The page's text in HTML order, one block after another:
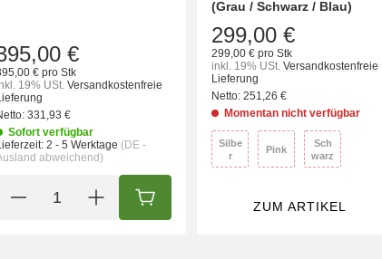
€
€ pro Stk
19% USt. Versandkostenfreie
331,93 €
Sofort verfügbar
2 - 5 Werktage (DE -
abweichend)
IN DEN WARENKORB
(Grau / Schwarz / Blau)
299,00 €
299,00 € pro Stk
inkl. 19% USt. Versandkostenfreie
Lieferung
Netto: 251,26 €
Momentan nicht verfügbar
wählen
Silbe
rSilber Pink
Pink
Sch
warzSchwarz
ZUM ARTIKEL